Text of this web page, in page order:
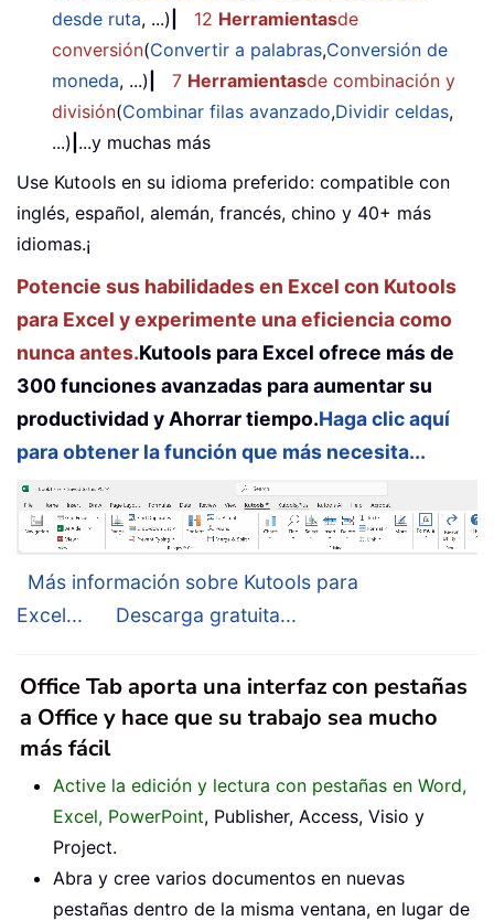
desde ruta, ...) 12 Herramientasde
conversión(Convertir a palabras,Conversión de
moneda, ...) 7 Herramientasde combinación y
división(Combinar filas avanzado,Dividir celdas,
...) ...y muchas más
Use Kutools en su idioma preferido: compatible con
inglés, español, alemán, francés, chino y 40+ más
idiomas.¡
Potencie sus habilidades en Excel con Kutools
para Excel y experimente una eficiencia como
nunca antes.Kutools para Excel ofrece más de
300 funciones avanzadas para aumentar su
productividad y Ahorrar tiempo.Haga clic aquí
para obtener la función que más necesita...
Más información sobre Kutools para
Excel...
Descarga gratuita...
Office Tab aporta una interfaz con pestañas
a Office y hace que su trabajo sea mucho
más fácil
Active la edición y lectura con pestañas en Word,
Excel, PowerPoint, Publisher, Access, Visio y
Project.
Abra y cree varios documentos en nuevas
pestañas dentro de la misma ventana, en lugar de